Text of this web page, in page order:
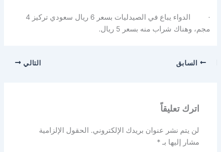
· الدواء يباع في الصيدليات بسعر 6 ريال سعودي تركيز 4
مجم، وهناك شراب منه بسعر 5 ريال.
السابق التالي
اترك تعليقاً
لن يتم نشر عنوان بريدك الإلكتروني. الحقول الإلزامية
مشار إليها بـ*